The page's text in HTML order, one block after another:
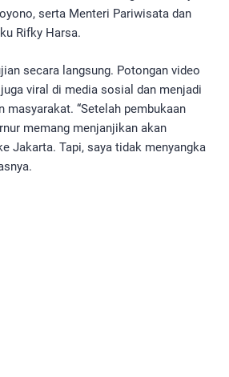
serta Menteri Pariwisata dan
Rifky Harsa.
secara langsung. Potongan video
viral di media sosial dan menjadi
masyarakat. “Setelah pembukaan
memang menjanjikan akan
Jakarta. Tapi, saya tidak menyangka